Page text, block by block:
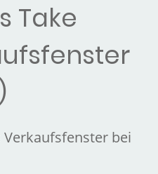
Take
Verkaufsfenster bei